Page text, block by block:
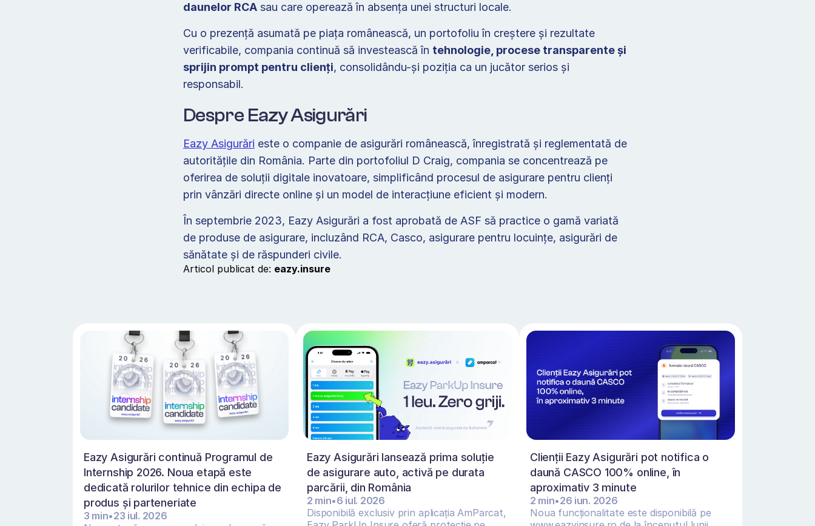
daunelor RCA sau care operează în absența unei structuri locale.
Cu o prezență asumată pe piața românească, un portofoliu în creștere și rezultate
verificabile, compania continuă să investească în tehnologie, procese transparente și
sprijin prompt pentru clienți, consolidându-și poziția ca un jucător serios și
responsabil.
Despre Eazy Asigurări
Eazy Asigurări este o companie de asigurări românească, înregistrată și reglementată de
autoritățile din România. Parte din portofoliul D Craig, compania se concentrează pe
oferirea de soluții digitale inovatoare, simplificând procesul de asigurare pentru clienți
prin vânzări directe online și un model de interacțiune eficient și modern.
În septembrie 2023, Eazy Asigurări a fost aprobată de ASF să practice o gamă variată
de produse de asigurare, incluzând RCA, Casco, asigurare pentru locuințe, asigurări de
sănătate și de răspunderi civile.
Articol publicat de: eazy.insure
Eazy Asigurări continuă Programul de
Internship 2026. Noua etapă este
dedicată rolurilor tehnice din echipa de
produs și parteneriate
3 min•23 iul. 2026
Eazy Asigurări lansează prima soluție
de asigurare auto, activă pe durata
parcării, din România
2 min•6 iul. 2026
Disponibilă exclusiv prin aplicația AmParcat,
Clienții Eazy Asigurări pot notifica o
daună CASCO 100% online, în
aproximativ 3 minute
2 min•26 iun. 2026
Noua funcționalitate este disponibilă pe